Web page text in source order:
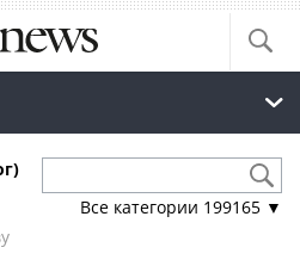
Все категории 199165 ▼